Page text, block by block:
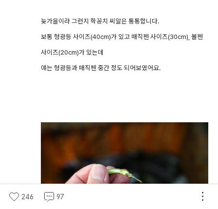
늦가을이라 그런지 학꽁치 씨알은 통통합니다.
보통 형광등 사이즈(40cm)가 있고 매직펜 사이즈(30cm), 볼펜
사이즈(20cm)가 있는데
얘는 형광등과 매직펜 중간 정도 되어보였어요.
246 97